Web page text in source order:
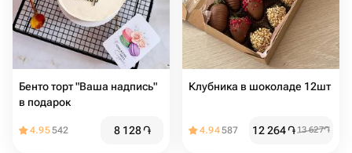
Бенто торт "Ваша надпись"
в подарок
4.95542 8 128֏
Клубника в шоколаде 12шт
4.94587 12 264֏13 627֏